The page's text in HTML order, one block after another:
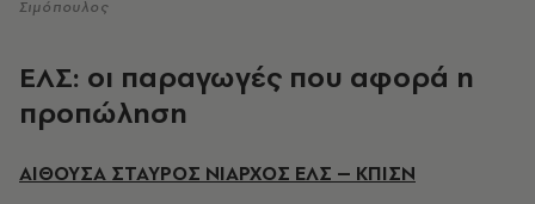
Σιμόπουλος
ΕΛΣ: οι παραγωγές που αφορά η
προπώληση
ΑΙΘΟΥΣΑ ΣΤΑΥΡΟΣ ΝΙΑΡΧΟΣ ΕΛΣ – ΚΠΙΣΝ